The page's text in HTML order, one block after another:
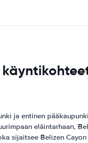
ja entinen
eläintarhaan,
sijaitsee Belizen